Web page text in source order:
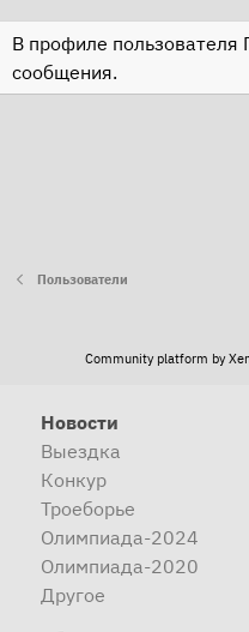
В профиле пользователя
сообщения.
Пользователи
Community platform by
Новости
Выездка
Конкур
Троеборье
Олимпиада-2024
Олимпиада-2020
Другое